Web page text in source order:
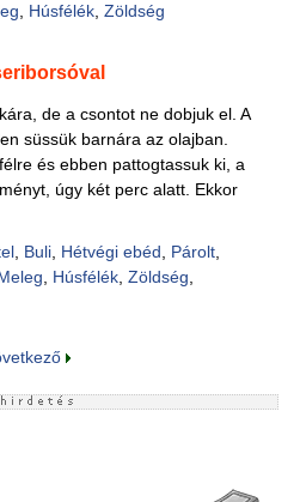
Húsfélék, Zöldség
de a csontot ne dobjuk el. A
süssük barnára az olajban.
és ebben pattogtassuk ki, a
úgy két perc alatt. Ekkor
, Buli, Hétvégi ebéd Párolt,
Húsfélék, Zöldség